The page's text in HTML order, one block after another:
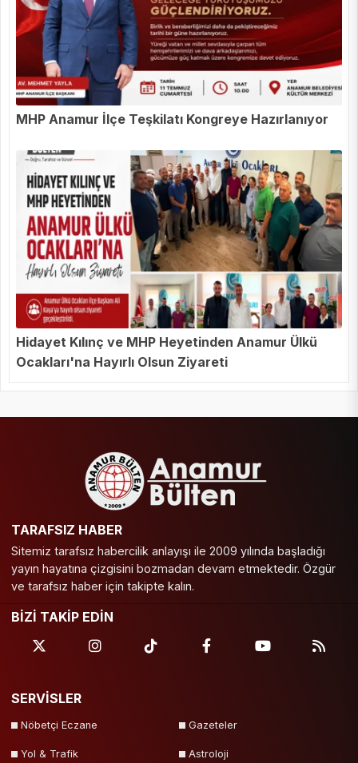
MHP Anamur İlçe Teşkilatı Kongreye Hazırlanıyor
Hidayet Kılınç ve MHP Heyetinden Anamur Ülkü
Ocakları'na Hayırlı Olsun Ziyareti
TARAFSIZ HABER
Sitemiz tarafsız habercilik anlayışı ile 2009 yılında başladığı
yayın hayatına çizgisini bozmadan devam etmektedir. Özgür
ve tarafsız haber için takipte kalın.
BİZİ TAKİP EDİN
SERVİSLER
Nöbetçi Eczane Gazeteler
Yol & Trafik Astroloji